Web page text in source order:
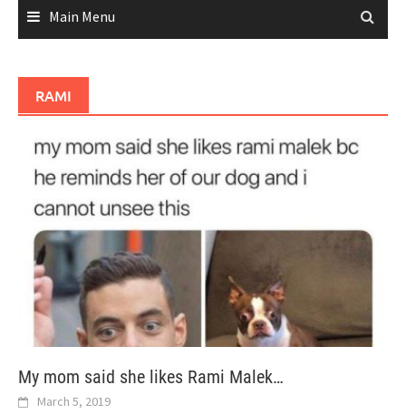
Main Menu
RAMI
My mom said she likes Rami Malek…
March 5, 2019